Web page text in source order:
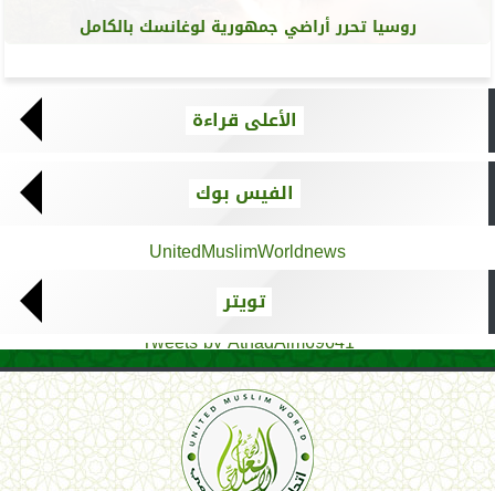
روسيا تحرر أراضي جمهورية لوغانسك بالكامل
الأعلى قراءة
الفيس بوك
UnitedMuslimWorldnews
تويتر
Tweets by AthadAlm69641